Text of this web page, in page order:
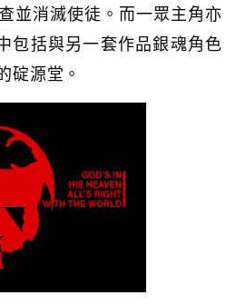
並消滅使徒。而一眾主角亦
包括與另一套作品銀魂角色
碇源堂。